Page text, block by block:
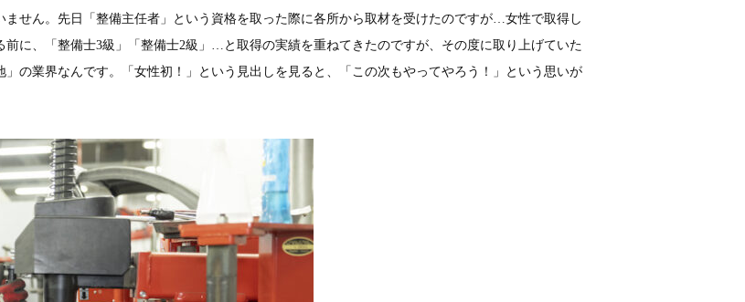
せん。先日「整備主任者」という資格を取った際に各所から取材を受けたのですが…女性で取得し
に、「整備士3級」「整備士2級」…と取得の実績を重ねてきたのですが、その度に取り上げていた
の業界なんです。「女性初！」という見出しを見ると、「この次もやってやろう！」という思いが